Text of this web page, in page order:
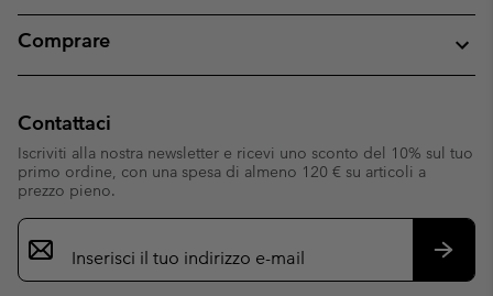
Comprare
Contattaci
Iscriviti alla nostra newsletter e ricevi uno sconto del 10% sul tuo
primo ordine, con una spesa di almeno 120 € su articoli a
prezzo pieno.
Iscrizione
e-
mail